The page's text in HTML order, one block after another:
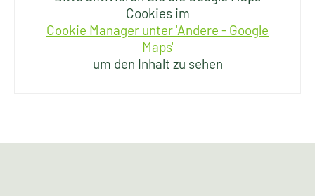
Cookies im
Cookie Manager unter 'Andere - Google
Maps'
um den Inhalt zu sehen